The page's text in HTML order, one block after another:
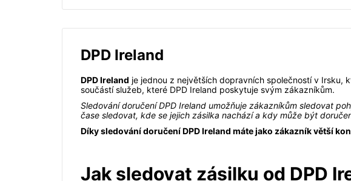
DPD Ireland
DPD Ireland je jednou z největších dopravních společností v Irsku,
součástí služeb, které DPD Ireland poskytuje svým zákazníkům.
Sledování doručení DPD Ireland umožňuje zákazníkům sledovat
čase sledovat, kde se jejich zásilka nachází a kdy může být
Díky sledování doručení DPD Ireland máte jako zákazník větší
Jak sledovat zásilku od DPD